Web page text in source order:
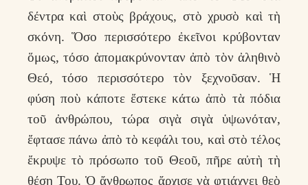
δέντρα καὶ στοὺς βράχους, στὸ χρυσὸ καὶ τὴ
σκόνη. Ὅσο περισσότερο ἐκεῖνοι κρύβονταν
ὅμως, τόσο ἀπομακρύνονταν ἀπὸ τὸν ἀληθινὸ
Θεό, τόσο περισσότερο τὸν ξεχνοῦσαν. Ἡ
φύση ποὺ κάποτε ἔστεκε κάτω ἀπὸ τὰ πόδια
τοῦ ἀνθρώπου, τώρα σιγὰ σιγὰ ὑψωνόταν,
ἔφτασε πάνω ἀπὸ τὸ κεφάλι του, καὶ στὸ τέλος
ἔκρυψε τὸ πρόσωπο τοῦ Θεοῦ, πῆρε αὐτὴ τὴ
θέση Του. Ὁ ἄνθρωπος ἄρχισε νὰ φτιάχνει θεὸ